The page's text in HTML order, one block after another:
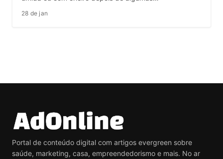
28 de jan
Portal de conteúdo digital com artigos evergreen sobre
saúde, marketing, casa, empreendedorismo e mais. No ar